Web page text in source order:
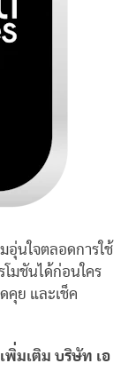
อุ่นใจตลอดการใช้
โมชันได้ก่อนใคร
คุย และเช็ค
พิ่มเติม บริษัท เอ